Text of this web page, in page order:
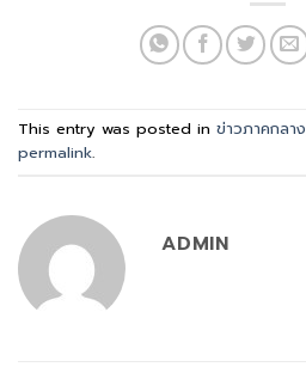
This entry was posted in ข่าวภาคกลาง
permalink.
ADMIN